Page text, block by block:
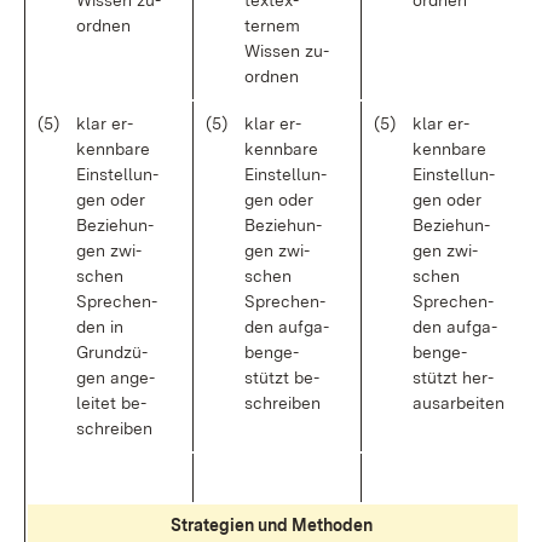
ord­nen
ternem
Wis­sen zu­
ord­nen
(5)
klar er­
kenn­ba­re
Ein­stel­lun­
gen oder
Be­zie­hun­
gen zwi­
schen
Spre­chen­
den in
Grund­zü­
gen an­ge­
lei­tet be­
schrei­ben
(5)
klar er­
kenn­ba­re
Ein­stel­lun­
gen oder
Be­zie­hun­
gen zwi­
schen
Spre­chen­
den auf­ga­
ben­ge­
stützt be­
schrei­ben
(5)
klar er­
kenn­ba­re
Ein­stel­lun­
gen oder
Be­zie­hun­
gen zwi­
schen
Spre­chen­
den auf­ga­
ben­ge­
stützt her­
aus­ar­bei­ten
Stra­te­gi­en und Me­tho­den